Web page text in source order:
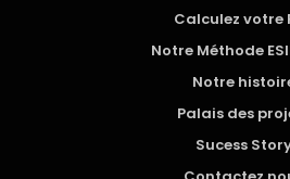
Calculez votre
Notre Méthode
Notre
Palais des
Sucess